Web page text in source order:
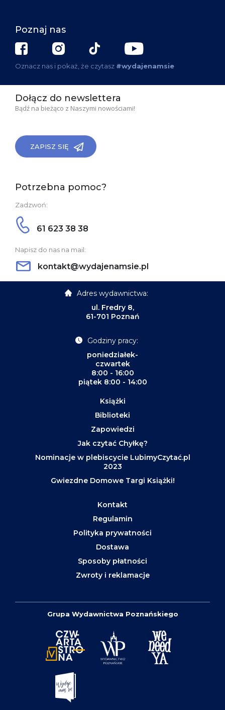
Poznaj nas
Oznacz nas i pokaż, że czytasz #wydajenamsie
Dołącz do newslettera
Bądź na bieżąco z Naszymi nowościami!
ZAPISZ SIĘ
Potrzebna pomoc?
Zadzwoń:
61 623 38 38
Napisz do nas na mail:
kontakt@wydajenamsie.pl
Adres wydawnictwa:
ul. Fredry 8,
61-701 Poznań
Godziny pracy:
poniedziałek-
czwartek
8:00 - 16:00
piątek 8:00 - 14:00
Książki
Biblioteki
Zapowiedzi
Jak czytać Chyłkę?
Nominacje w plebiscycie LubimyCzytać.pl
2023
Gwiezdne Domowe Targi Książki!
Kontakt
Regulamin
Polityka prywatności
Dostawa
Sposoby płatności
Zwroty i reklamacje
Grupa Wydawnictwa Poznańskiego